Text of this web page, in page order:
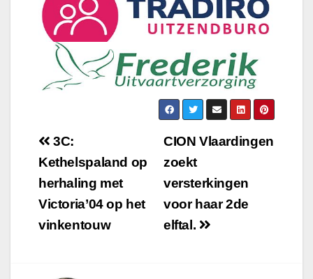
CION Vlaardingen
zoekt
versterkingen
voor haar 2de
elftal.
3C:
Kethelspaland op
herhaling met
Victoria’04 op het
vinkentouw